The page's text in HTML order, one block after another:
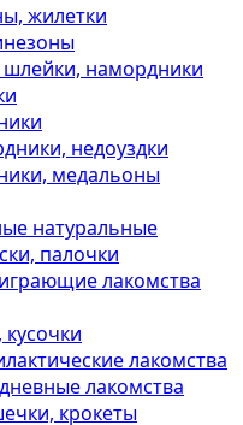
жилетки
намордники
недоуздки
медальоны
натуральные
палочки
лакомства
кусочки
лакомства
лакомства
крокеты